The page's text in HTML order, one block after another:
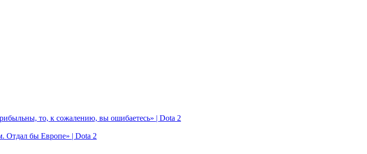
то, к сожалению, вы ошибаетесь» | Dota 2
Отдал бы Европе» | Dota 2